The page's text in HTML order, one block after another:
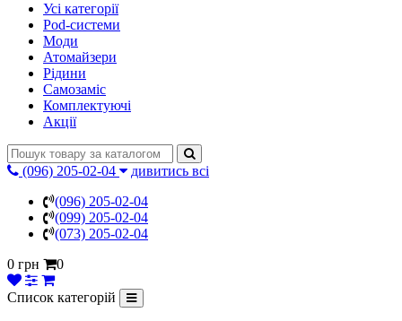
Усі категорії
Pod-системи
Моди
Атомайзери
Рідини
Самозаміс
Комплектуючі
Акції
(096) 205-02-04
дивитись всі
(096) 205-02-04
(099) 205-02-04
(073) 205-02-04
0 грн
0
Список категорій